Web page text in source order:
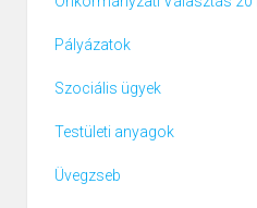
Pályázatok
Szociális ügyek
Testületi anyagok
Üvegzseb